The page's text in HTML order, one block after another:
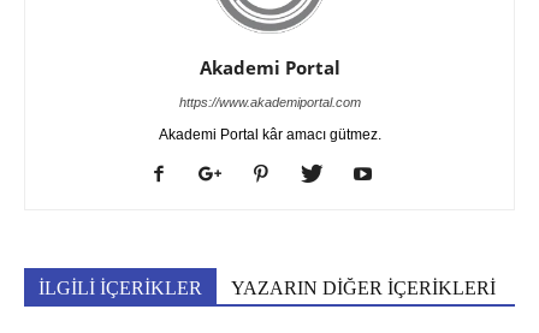
Akademi Portal
https://www.akademiportal.com
Akademi Portal kâr amacı gütmez.
İLGİLİ İÇERİKLER YAZARIN DİĞER İÇERİKLERİ